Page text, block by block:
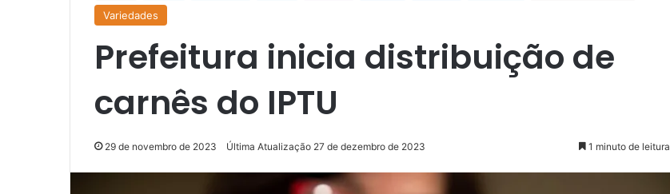
Variedades
Prefeitura inicia distribuição de
carnês do IPTU
29 de novembro de 2023 Última Atualização 27 de dezembro de 2023 1 minuto de leitura